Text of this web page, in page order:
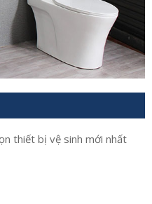
thiết bị vệ sinh mới nhất